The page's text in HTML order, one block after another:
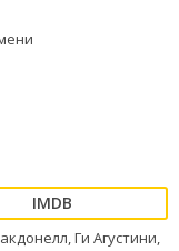
Ги Агустини,